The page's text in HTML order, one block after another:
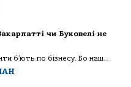
чи Буковелі не
б’ють по бізнесу. Бо наш...